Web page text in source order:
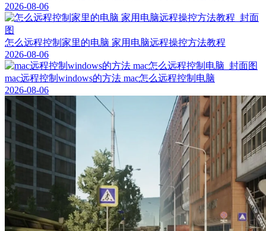
2026-08-06
怎么远程控制家里的电脑 家用电脑远程操控方法教程
2026-08-06
mac远程控制windows的方法 mac怎么远程控制电脑
2026-08-06